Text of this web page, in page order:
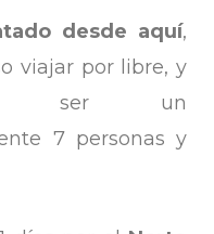
desde aquí,
viajar por libre, y
ser un
7 personas y